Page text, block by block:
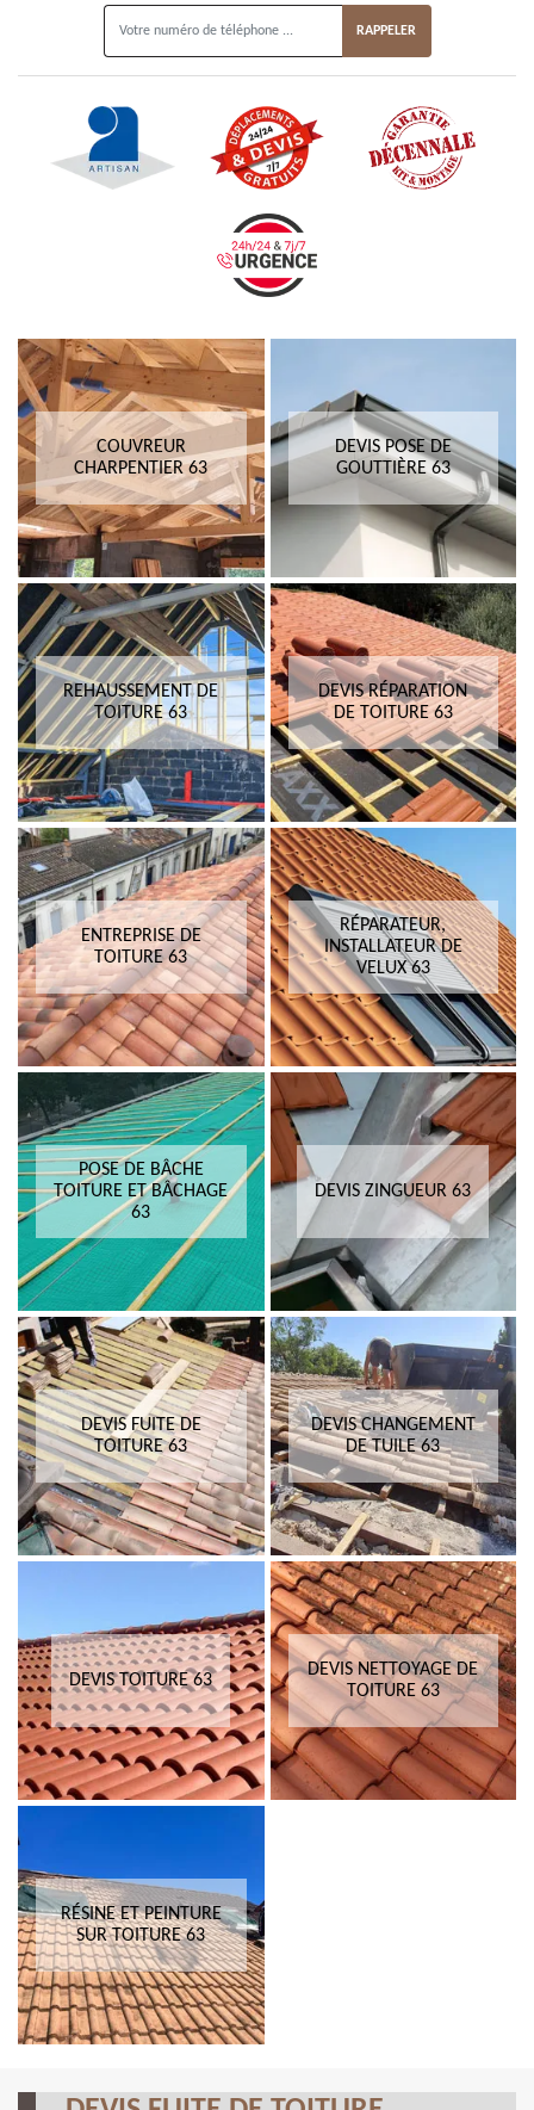
COUVREUR
CHARPENTIER 63
DEVIS POSE DE
GOUTTIÈRE 63
REHAUSSEMENT DE
TOITURE 63
DEVIS RÉPARATION
DE TOITURE 63
ENTREPRISE DE
TOITURE 63
RÉPARATEUR,
INSTALLATEUR DE
VELUX 63
POSE DE BÂCHE
TOITURE ET BÂCHAGE
63
DEVIS ZINGUEUR 63
DEVIS FUITE DE
TOITURE 63
DEVIS CHANGEMENT
DE TUILE 63
DEVIS TOITURE 63
DEVIS NETTOYAGE DE
TOITURE 63
RÉSINE ET PEINTURE
SUR TOITURE 63